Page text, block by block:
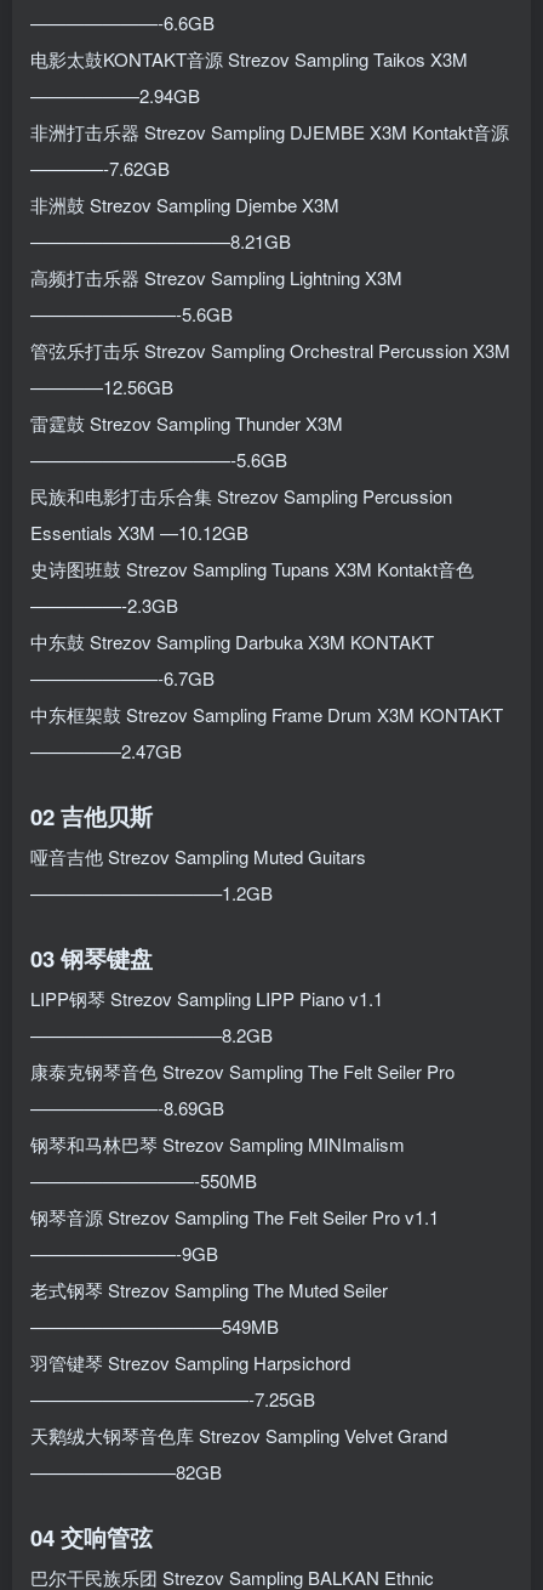
———————-6.6GB
电影太鼓KONTAKT音源 Strezov Sampling Taikos X3M
——————2.94GB
非洲打击乐器 Strezov Sampling DJEMBE X3M Kontakt音源
————-7.62GB
非洲鼓 Strezov Sampling Djembe X3M
———————————8.21GB
高频打击乐器 Strezov Sampling Lightning X3M
————————-5.6GB
管弦乐打击乐 Strezov Sampling Orchestral Percussion X3M
————12.56GB
雷霆鼓 Strezov Sampling Thunder X3M
———————————-5.6GB
民族和电影打击乐合集 Strezov Sampling Percussion
Essentials X3M —10.12GB
史诗图班鼓 Strezov Sampling Tupans X3M Kontakt音色
—————-2.3GB
中东鼓 Strezov Sampling Darbuka X3M KONTAKT
———————-6.7GB
中东框架鼓 Strezov Sampling Frame Drum X3M KONTAKT
—————2.47GB
02 吉他贝斯
哑音吉他 Strezov Sampling Muted Guitars
——————————–1.2GB
03 钢琴键盘
LIPP钢琴 Strezov Sampling LIPP Piano v1.1
——————————–8.2GB
康泰克钢琴音色 Strezov Sampling The Felt Seiler Pro
———————-8.69GB
钢琴和马林巴琴 Strezov Sampling MINImalism
—————————-550MB
钢琴音源 Strezov Sampling The Felt Seiler Pro v1.1
————————-9GB
老式钢琴 Strezov Sampling The Muted Seiler
——————————–549MB
羽管键琴 Strezov Sampling Harpsichord
————————————-7.25GB
天鹅绒大钢琴音色库 Strezov Sampling Velvet Grand
————————82GB
04 交响管弦
巴尔干民族乐团 Strezov Sampling BALKAN Ethnic